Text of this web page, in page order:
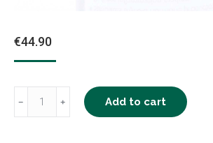
€44.90
Thyroid
Balance®
﹣ ﹢ Add to cart